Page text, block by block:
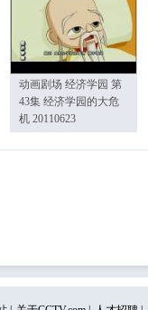
动画剧场 经济学园 第
43集 经济学园的大危
机 20110623